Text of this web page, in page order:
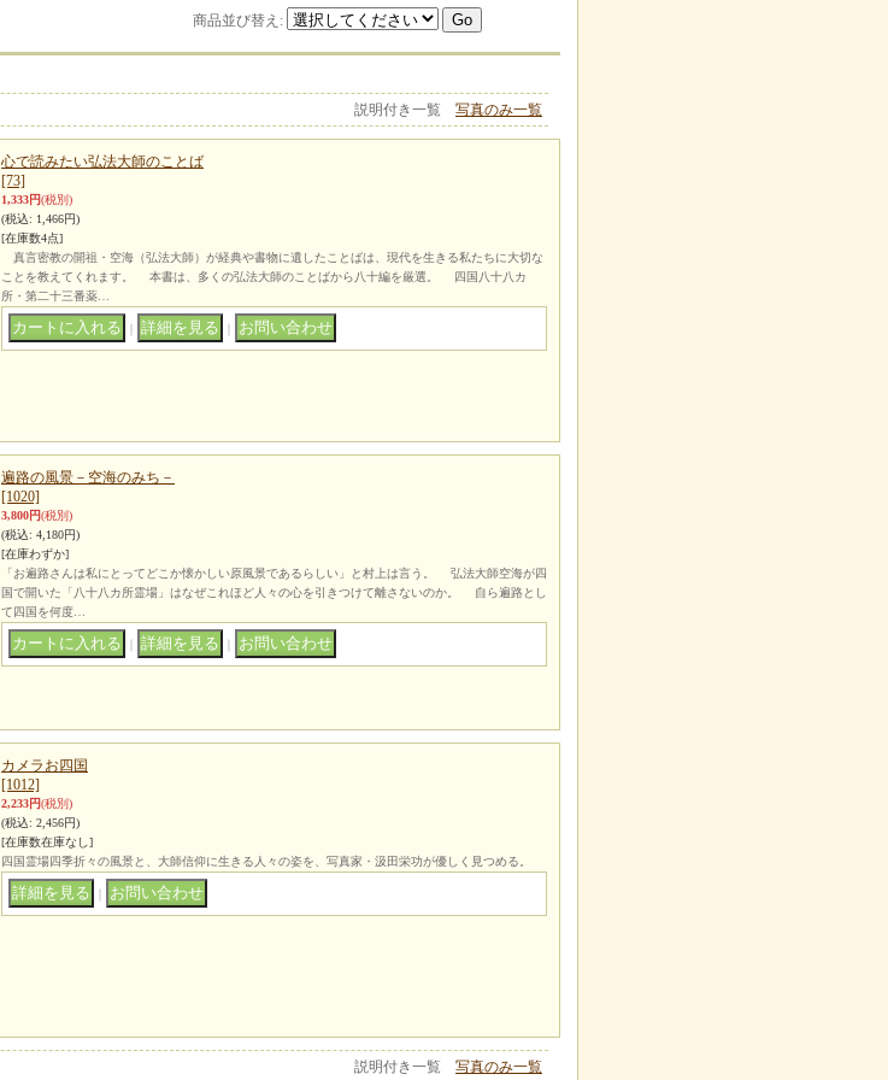
商品並び替え :
説明付き一覧 写真のみ一覧
心で読みたい弘法大師のことば
[73]
1,333円(税別)
(税込: 1,466円)
[在庫数4点]
真言密教の開祖・空海（弘法大師）が経典や書物に遺したことばは、現代を生きる私たちに大切な
ことを教えてくれます。 本書は、多くの弘法大師のことばから八十編を厳選。 四国八十八カ
所・第二十三番薬…
遍路の風景－空海のみち－
[1020]
3,800円(税別)
(税込: 4,180円)
[在庫わずか]
「お遍路さんは私にとってどこか懐かしい原風景であるらしい」と村上は言う。 弘法大師空海が四
国で開いた「八十八カ所霊場」はなぜこれほど人々の心を引きつけて離さないのか。 自ら遍路とし
て四国を何度…
カメラお四国
[1012]
2,233円(税別)
(税込: 2,456円)
[在庫数在庫なし]
四国霊場四季折々の風景と、大師信仰に生きる人々の姿を、写真家・汲田栄功が優しく見つめる。
説明付き一覧 写真のみ一覧